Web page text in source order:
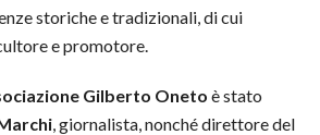
storiche e tradizionali, di cui
e promotore.
Gilberto Oneto è stato
, giornalista, nonché direttore del